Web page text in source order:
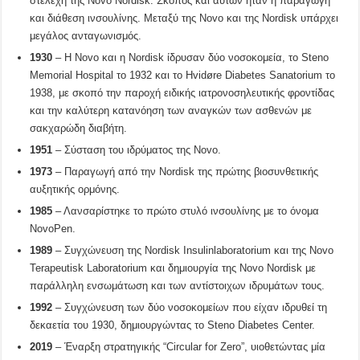
και διάθεση ινσουλίνης. Μεταξύ της Novo και της Nordisk υπάρχει
μεγάλος ανταγωνισμός.
1930 – Η Novo και η Nordisk ίδρυσαν δύο νοσοκομεία, το Steno
Memorial Hospital το 1932 και το Hvidøre Diabetes Sanatorium το
1938, με σκοπό την παροχή ειδικής ιατρονοσηλευτικής φροντίδας
και την καλύτερη κατανόηση των αναγκών των ασθενών με
σακχαρώδη διαβήτη.
1951 – Σύσταση του ιδρύματος της Novo.
1973 – Παραγωγή από την Nordisk της πρώτης βιοσυνθετικής
αυξητικής ορμόνης.
1985 – Λανσαρίστηκε το πρώτο στυλό ινσουλίνης με το όνομα
NovoPen.
1989 – Συγχώνευση της Nordisk Insulinlaboratorium και της Novo
Terapeutisk Laboratorium και δημιουργία της Novo Nordisk με
παράλληλη ενσωμάτωση και των αντίστοιχων ιδρυμάτων τους.
1992 – Συγχώνευση των δύο νοσοκομείων που είχαν ιδρυθεί τη
δεκαετία του 1930, δημιουργώντας το Steno Diabetes Center.
2019 – Έναρξη στρατηγικής “Circular for Zero”, υιοθετώντας μία